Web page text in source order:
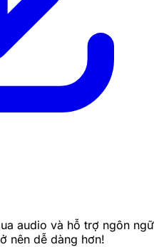
audio và hỗ trợ ngôn ngữ
nên dễ dàng hơn!